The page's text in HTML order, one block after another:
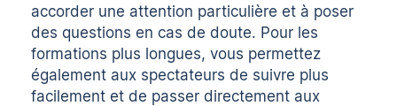
accorder une attention particulière et à poser
des questions en cas de doute. Pour les
formations plus longues, vous permettez
également aux spectateurs de suivre plus
facilement et de passer directement aux